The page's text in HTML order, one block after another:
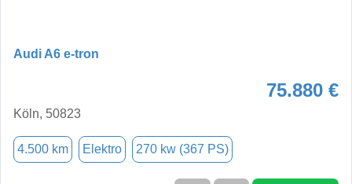
Audi A6 e-tron
75.880 €
Köln, 50823
4.500 km Elektro 270 kw (367 PS)